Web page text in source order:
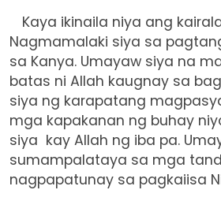
Kaya ikinaila niya ang
Nagmamalaki siya sa
sa Kanya. Umayaw siya na
batas ni Allah kaugnay sa
siya ng karapatang
mga kapakanan ng buhay
siya kay Allah ng iba pa.
sumampalataya sa mga
nagpapatunay sa pagkaiisa